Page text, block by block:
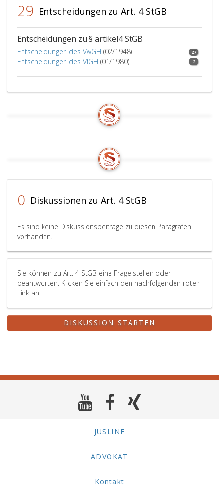
29 Entscheidungen zu Art. 4 StGB
Entscheidungen zu § artikel4 StGB
Entscheidungen des VwGH (02/1948) 27
Entscheidungen des VfGH (01/1980) 2
0 Diskussionen zu Art. 4 StGB
Es sind keine Diskussionsbeiträge zu diesen Paragrafen
vorhanden.
Sie können zu Art. 4 StGB eine Frage stellen oder
beantworten. Klicken Sie einfach den nachfolgenden roten
Link an!
DISKUSSION STARTEN
JUSLINE
ADVOKAT
Kontakt